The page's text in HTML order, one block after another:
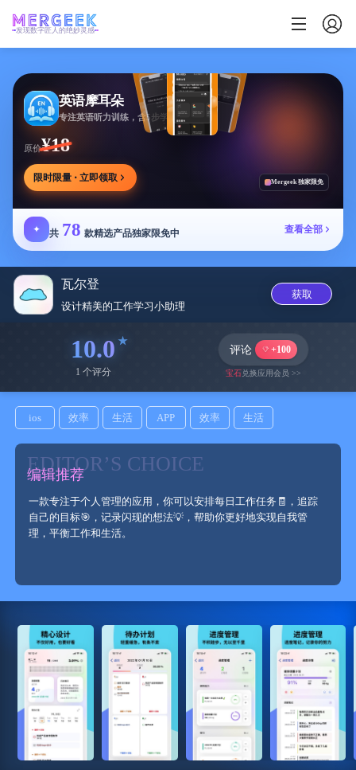
发现数字匠人的绝妙灵感
英语摩耳朵
原价¥18
限时限量 · 立即领取 Mergeek 独家限免
✦ 共 78 款精选产品独家限免中 查看全部
瓦尔登
设计精美的工作学习小助理
获取
10.0
1 个评分
评论 +100
宝石兑换应用会员 >>
ios 效率 生活 APP 效率 生活
EDITOR’S CHOICE
编辑推荐
一款专注于个人管理的应用，你可以安排每日工作任务🧾，追踪
自己的目标🎯，记录闪现的想法💡，帮助你更好地实现自我管
理，平衡工作和生活。